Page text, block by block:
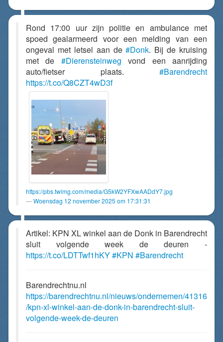
Rond 17:00 uur zijn politie en ambulance met
spoed gealarmeerd voor een melding van een
ongeval met letsel aan de#Donk. Bij de kruising
met de #Dierensteinweg vond een aanrijding
auto/fietser plaats. #Barendrecht
https://t.co/Q8CZT4wD3f
https://pbs.twimg.com/media/G5kW2YFXwAADdY7.jpg
Woensdag 12 november 2025 om 17:31:31
Artikel: KPN XL winkel aan de Donk in Barendrecht
sluit volgende week de deuren -
https://t.co/LDTTwf1hKY#KPN #Barendrecht
Barendrechtnu.nl
https://barendrechtnu.nl/nieuws/ondernemen/41316
/kpn-xl-winkel-aan-de-donk-in-barendrecht-sluit-
volgende-week-de-deuren